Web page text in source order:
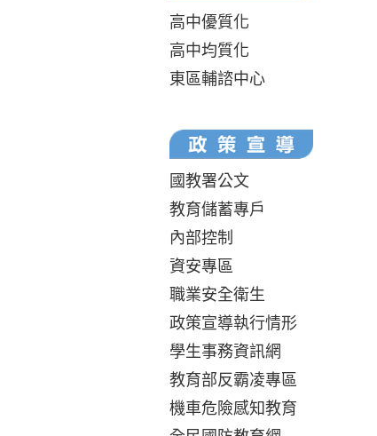
高中優質化
高中均質化
東區輔諮中心
國教署公文
教育儲蓄專戶
內部控制
資安專區
職業安全衛生
政策宣導執行情形
學生事務資訊網
教育部反霸凌專區
機車危險感知教育